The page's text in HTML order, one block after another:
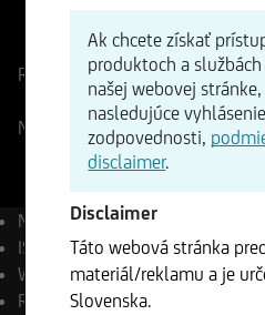
US5949181045870747
Referenčná cena499,99USD
NASDAQ
07.08.2026 - 23:20
Názov
Microsoft Corp.
ISIN
US5949181045
WKN
870747
Reuters MSFT.OQ
Ak chcete získať
produktoch a
našej webovej
nasledujúce
zodpovednosti,
disclaimer.
Disclaimer
Táto webová stránka
materiál/reklamu a je
Slovenska.